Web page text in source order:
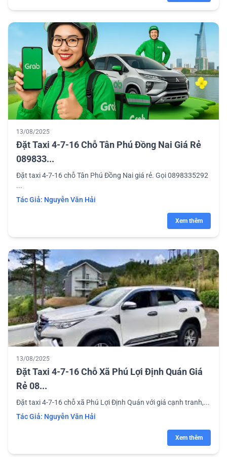
13/08/2025
Đặt Taxi 4-7-16 Chỗ Tân Phú Đồng Nai Giá Rẻ
089833...
Đặt taxi 4-7-16 chỗ Tân Phú Đồng Nai giá rẻ. Gọi 0898335292
...
Tác Giả: Nguyễn Văn Hải
Xem thêm
13/08/2025
Đặt Taxi 4-7-16 Chỗ Xã Phú Lợi Định Quán Giá
Rẻ 08...
Đặt taxi 4-7-16 chỗ xã Phú Lợi Định Quán với giá cạnh tranh,...
Tác Giả: Nguyễn Văn Hải
Xem thêm